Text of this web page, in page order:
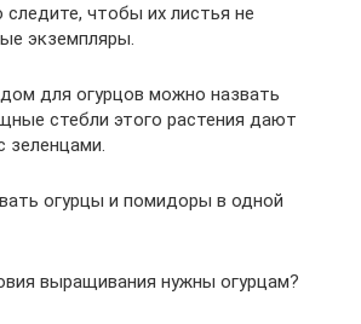
следите, чтобы их листья не
экземпляры.
для огурцов можно назвать
стебли этого растения дают
зеленцами.
огурцы и помидоры в одной
выращивания нужны огурцам?